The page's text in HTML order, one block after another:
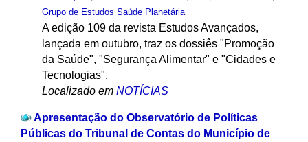
Grupo de Estudos Saúde Planetária
A edição 109 da revista Estudos Avançados,
lançada em outubro, traz os dossiês "Promoção
da Saúde", "Segurança Alimentar" e "Cidades e
Tecnologias".
Localizado em NOTÍCIAS
Apresentação do Observatório de Políticas
Públicas do Tribunal de Contas do Município de